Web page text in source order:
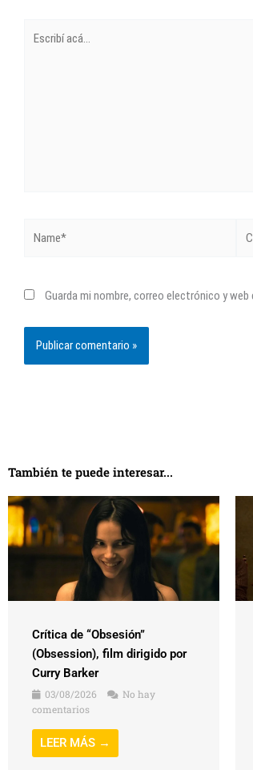
acá...
Guarda mi nombre, correo electrónico y
También te puede interesar...
Crítica de “Obsesión”
(Obsession), film dirigido por
Curry Barker
03/08/2026
No hay
comentarios
LEER MÁS →